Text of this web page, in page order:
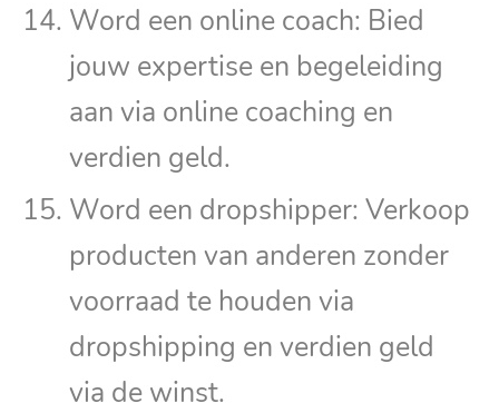
Word een online coach: Bied
jouw expertise en begeleiding
aan via online coaching en
verdien geld.
Word een dropshipper: Verkoop
producten van anderen zonder
voorraad te houden via
dropshipping en verdien geld
via de winst.